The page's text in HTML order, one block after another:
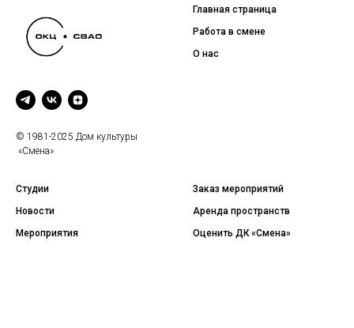
© 1981-2025 Дом культуры
«Смена»
Главная страница
Работа в смене
О нас
Студии
Новости
Мероприятия
Заказ мероприятий
Аренда пространств
Оценить ДК «Смена»